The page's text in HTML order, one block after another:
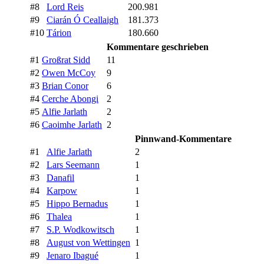
#8
Lord Reis
200.981
#9
Ciarán Ó Ceallaigh
181.373
#10 Tárion
180.660
Kommentare geschrieben
#1 Großrat Sidd
11
#2 Owen McCoy
9
#3 Brian Conor
6
#4 Cerche Abongi
2
#5 Alfie Jarlath
2
#6 Caoimhe Jarlath 2
Pinnwand-Kommentare
#1
Alfie Jarlath
2
#2
Lars Seemann
1
#3
Danafil
1
#4
Karpow
1
#5
Hippo Bernadus
1
#6
Thalea
1
#7
S.P. Wodkowitsch
1
#8
August von Wettingen 1
#9
Jenaro Ibagué
1